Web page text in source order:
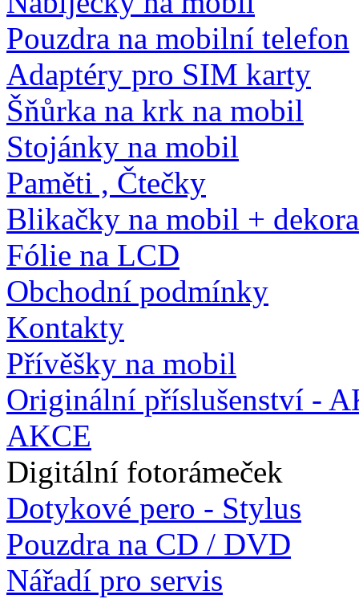
Pouzdra na mobilní telefon
Adaptéry pro SIM karty
Šňůrka na krk na mobil
Stojánky na mobil
Paměti , Čtečky
Blikačky na mobil +
Fólie na LCD
Obchodní podmínky
Kontakty
Přívěšky na mobil
Originální příslušenství -
AKCE
Digitální fotorámeček
Dotykové pero - Stylus
Pouzdra na CD / DVD
Nářadí pro servis